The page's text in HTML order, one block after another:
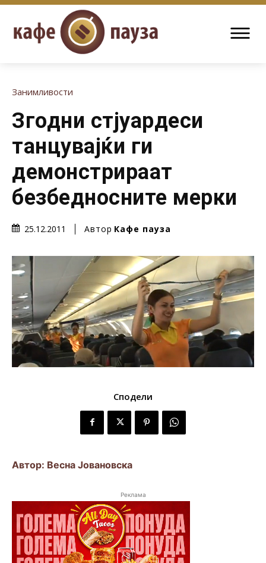
Занимливости
Згодни стјуардеси
танцувајќи ги
демонстрираат
безбедносните мерки
25.12.2011 Автор Кафе пауза
Сподели
Автор: Весна Јовановска
Реклама